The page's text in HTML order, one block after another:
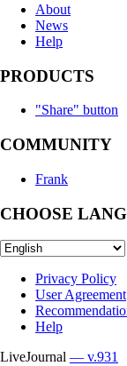
About
News
Help
PRODUCTS
"Share" button
COMMUNITY
Frank
CHOOSE
Privacy Policy
User Agreement
Help
LiveJournal — v.931